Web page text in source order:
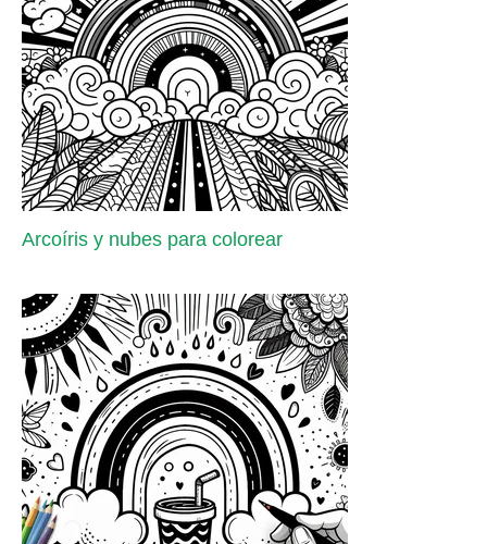
Arcoíris y nubes para colorear